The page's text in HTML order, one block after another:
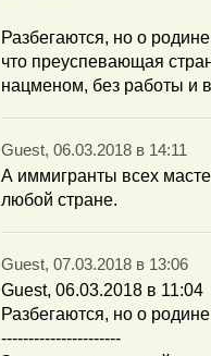
Разбегаются, но о
что преуспевающая
нацменом, без работы и
Guest, 06.03.2018 в 14:11
А иммигранты всех
любой стране.
Guest, 07.03.2018 в 13:06
Guest, 06.03.2018 в 11:04
Разбегаются, но о
----------------------